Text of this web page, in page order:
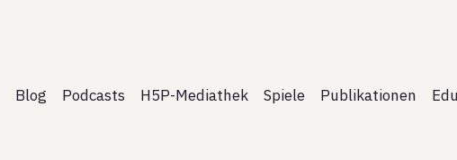
Blog
Podcasts H5P-Mediathek Spiele Publikationen